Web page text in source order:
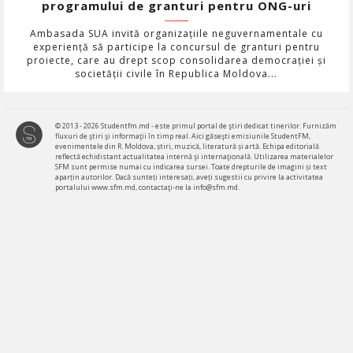
programului de granturi pentru ONG-uri
Ambasada SUA invită organizațiile neguvernamentale cu
experiență să participe la concursul de granturi pentru
proiecte, care au drept scop consolidarea democrației și
societății civile în Republica Moldova...
© 2013 - 2026 Studentfm.md - este primul portal de ştiri dedicat tinerilor. Furnizăm
fluxuri de ştiri şi informaţii în timp real. Aici găseşti emisiunile StudentFM,
evenimentele din R. Moldova, știri, muzică, literatură și artă. Echipa editorială
reflectă echidistant actualitatea internă şi internaţională. Utilizarea materialelor
SFM sunt permise numai cu indicarea sursei. Toate drepturile de imagini și text
aparțin autorilor. Dacă sunteți interesați, aveți sugestii cu privire la activitatea
portalului www.sfm.md, contactaţi-ne la info@sfm.md.